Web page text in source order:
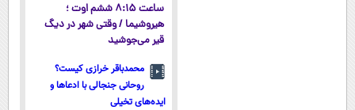
ساعت ۸:۱۵ ششم اوت ؛
هیروشیما / وقتی شهر در دیگ
قیر می‌جوشید
محمدباقر خرازی کیست؟
روحانی جنجالی با ادعاها و
ایده‌های تخیلی